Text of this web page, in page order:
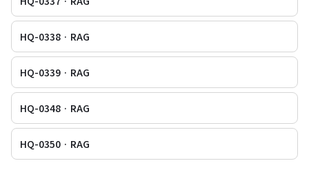
HQ-0338 · RAG
HQ-0339 · RAG
HQ-0348 · RAG
HQ-0350 · RAG